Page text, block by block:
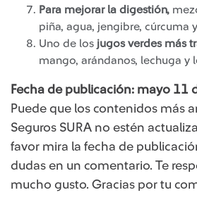
Para mejorar la digestión,
piña, agua, jengibre, cúrcuma
Uno de los jugos verdes más
mango, arándanos, lechuga y
Fecha de publicación: mayo ​11
Puede que los contenidos más
Seguros SURA no estén
favor mira la fecha de
dudas en un comentario. Te
mucho gusto. Gracias por tu